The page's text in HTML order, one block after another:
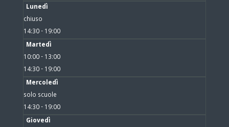
Lunedì
chiuso
14:30 - 19:00
Martedì
10:00 - 13:00
14:30 - 19:00
Mercoledì
solo scuole
14:30 - 19:00
Giovedì